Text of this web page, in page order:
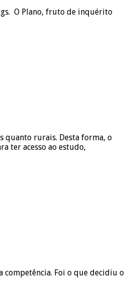
O Plano, fruto de inquérito
quanto rurais. Desta forma, o
ter acesso ao estudo,
competência. Foi o que decidiu o